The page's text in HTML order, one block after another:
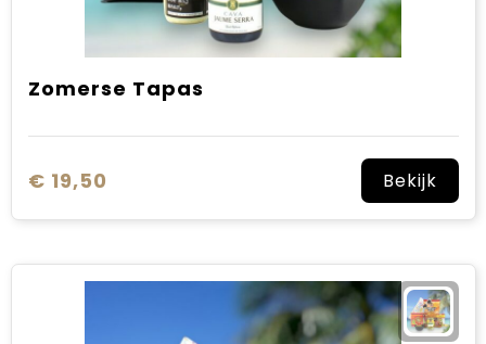
Zomerse Tapas
€ 19,50 Bekijk